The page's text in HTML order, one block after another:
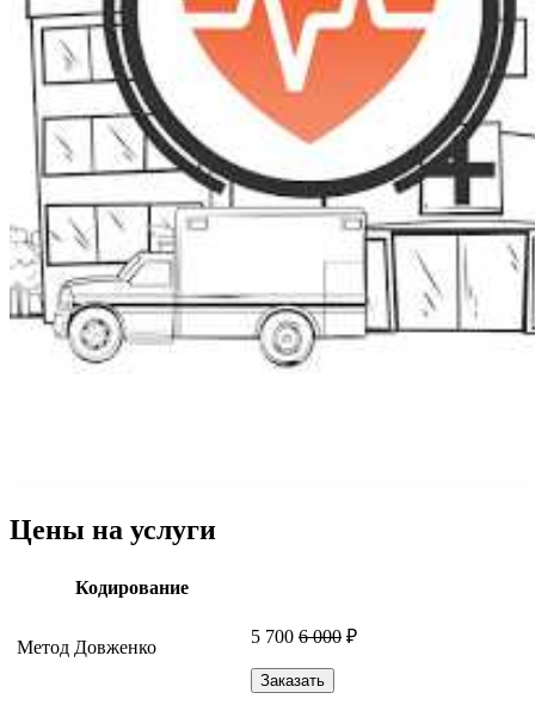
Цены на услуги
Кодирование
Метод Довженко
5 700 6 000 ₽
Заказать